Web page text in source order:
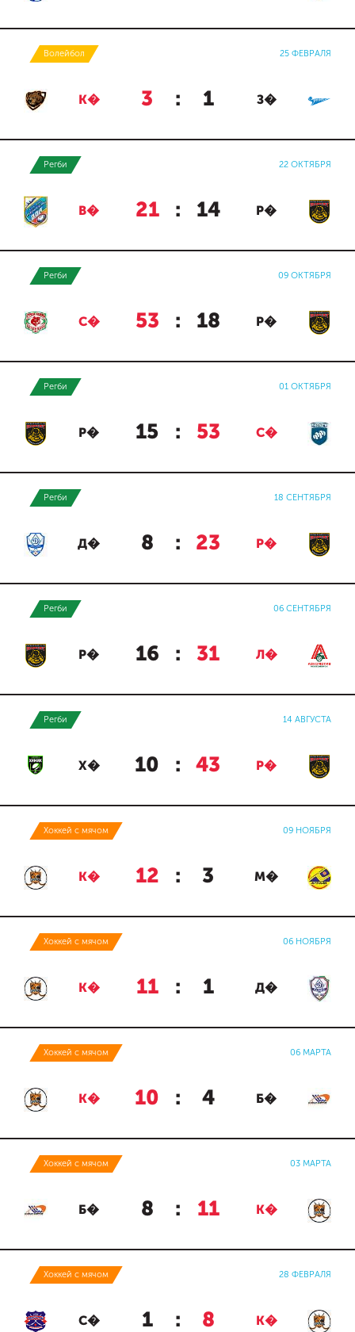
Волейбол 25 ФЕВРАЛЯ
К� 3 : 1 З�
Регби 22 ОКТЯБРЯ
В� 21 : 14 Р�
Регби 09 ОКТЯБРЯ
С� 53 : 18 Р�
Регби 01 ОКТЯБРЯ
Р� 15 : 53 С�
Регби 18 СЕНТЯБРЯ
Д� 8 : 23 Р�
Регби 06 СЕНТЯБРЯ
Р� 16 : 31 Л�
Регби 14 АВГУСТА
Х� 10 : 43 Р�
Хоккей с мячом 09 НОЯБРЯ
К� 12 : 3 М�
Хоккей с мячом 06 НОЯБРЯ
К� 11 : 1 Д�
Хоккей с мячом 06 МАРТА
К� 10 : 4 Б�
Хоккей с мячом 03 МАРТА
Б� 8 : 11 К�
Хоккей с мячом 28 ФЕВРАЛЯ
С� 1 : 8 К�